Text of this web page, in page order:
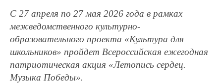
С 27 апреля по 27 мая 2026 года в рамках
межведомственного культурно-
образовательного проекта «Культура для
школьников» пройдет Всероссийская ежегодная
патриотическая акция «Летопись сердец.
Музыка Победы».